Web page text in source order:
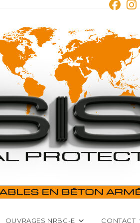
OUVRAGES NRBC-E CONTACT